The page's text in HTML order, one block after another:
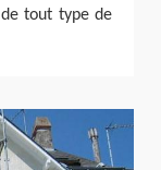
tout type de